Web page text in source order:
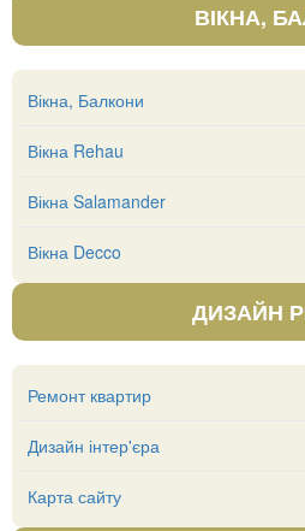
ВІКНА,
Вікна, Балкони
Вікна Rehau
Вікна Salamander
Вікна Decco
ДИЗАЙН
Ремонт квартир
Дизайн інтер'єра
Карта сайту